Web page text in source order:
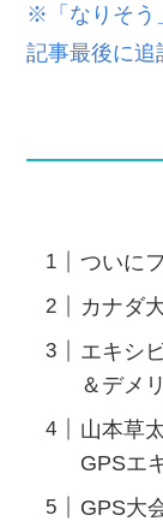
※「なりそう
記事最後に追
ついに
カナダ
エキシ
＆デメ
山本草
GPSエ
GPS大